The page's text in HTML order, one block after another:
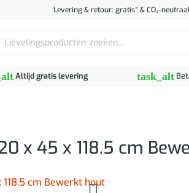
Levering & retour: gratis* & CO₂-
Zoeken
Altijd gratis levering task_alt
x 45 x 118.5 cm